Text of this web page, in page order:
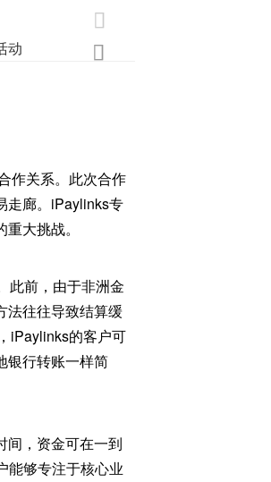

动 
作关系。此次合作
走廊。iPaylinks专
大挑战。
此前，由于非洲金
法往往导致结算缓
iPaylinks的客户可
银行转账一样简
间，资金可在一到
能够专注于核心业